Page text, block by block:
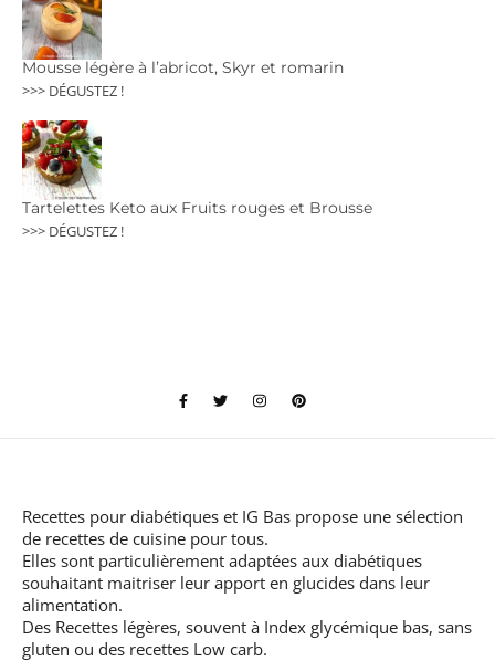
Mousse légère à l’abricot, Skyr et romarin
>>> DÉGUSTEZ !
Tartelettes Keto aux Fruits rouges et Brousse
>>> DÉGUSTEZ !
Recettes pour diabétiques et IG Bas propose une sélection
de recettes de cuisine pour tous.
Elles sont particulièrement adaptées aux diabétiques
souhaitant maitriser leur apport en glucides dans leur
alimentation.
Des Recettes légères, souvent à Index glycémique bas, sans
gluten ou des recettes Low carb.